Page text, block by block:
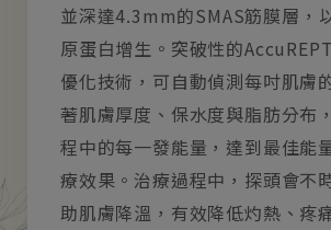
並深達4.3mm的SMAS筋膜層，
原蛋白增生。突破性的
優化技術，可自動偵測每吋肌膚
著肌膚厚度、保水度與脂肪分布
程中的每一發能量，達到最佳能
療效果。治療過程中，探頭會不
助肌膚降溫，有效降低灼熱、疼